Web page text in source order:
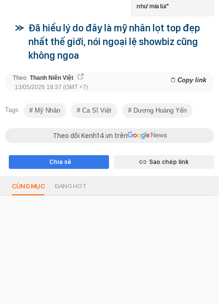
như mía lùi"
Đã hiểu lý do đây là mỹ nhân lọt top đẹp
nhất thế giới, nói ngoại lệ showbiz cũng
không ngoa
Theo Thanh Niên Việt Copy link
13/05/2026 18:37 (GMT +7)
Tags Mỹ Nhân Ca Sĩ Việt Dương Hoàng Yến
Theo dõi Kenh14.vn trên
Chia sẻ Sao chép link
CÙNG MỤC ĐANG HOT